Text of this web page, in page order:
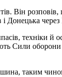
Він
Донецька
техніки й
Сили
таким